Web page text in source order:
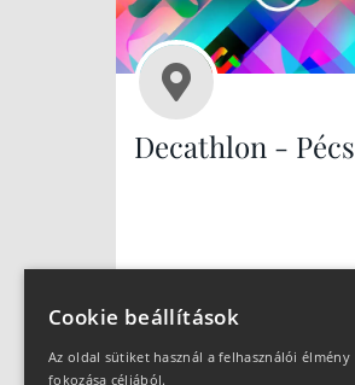
Decathlon - Pécs
Cookie beállítások
Az oldal sütiket használ a felhasználói élmény
fokozása céljából.